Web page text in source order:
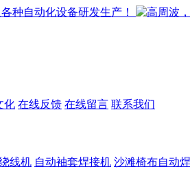
化 在线反馈 在线留言 联系我们
线机 自动袖套焊接机 沙滩椅布自动